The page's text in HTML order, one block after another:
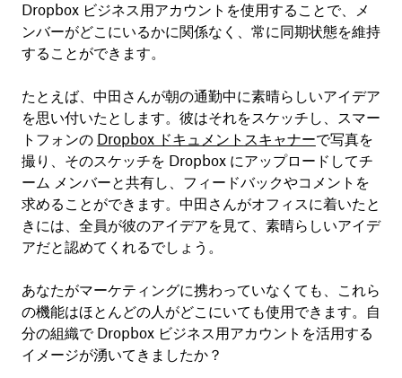
Dropbox ビジネス用アカウントを使用することで、メ
ンバーがどこにいるかに関係なく、常に同期状態を維持
することができます。
たとえば、中田さんが朝の通勤中に素晴らしいアイデア
を思い付いたとします。彼はそれをスケッチし、スマー
トフォンの Dropbox ドキュメント スキャナーで写真を
撮り、そのスケッチを Dropbox にアップロードしてチ
ーム メンバーと共有し、フィードバックやコメントを
求めることができます。中田さんがオフィスに着いたと
きには、全員が彼のアイデアを見て、素晴らしいアイデ
アだと認めてくれるでしょう。
あなたがマーケティングに携わっていなくても、これら
の機能はほとんどの人がどこにいても使用できます。自
分の組織で Dropbox ビジネス用アカウントを活用する
イメージが湧いてきましたか？